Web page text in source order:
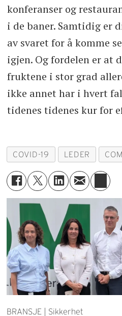
konferanser og
i de baner. Samtidig er
av svaret for å komme
igjen. Og fordelen er at
fruktene i stor grad
ikke annet har i hvert
tidenes tidenes kur for
COVID-19 LEDER
BRANSJE | Sikkerhet